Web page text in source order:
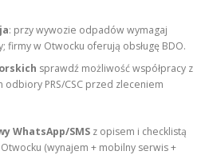
: przy wywozie odpadów wymagaj
firmy w Otwocku oferują obsługę BDO.
sprawdź możliwość współpracy z
odbiory PRS/CSC przed zleceniem
WhatsApp/SMS z opisem i checklistą
(wynajem + mobilny serwis +